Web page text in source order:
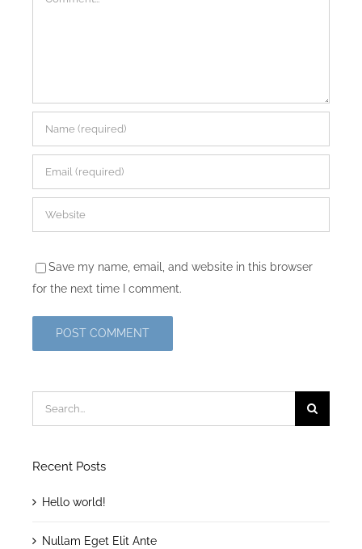
Save my name, email, and website in this browser
for the next time I comment.
for:
Recent Posts
Hello world!
Nullam Eget Elit Ante